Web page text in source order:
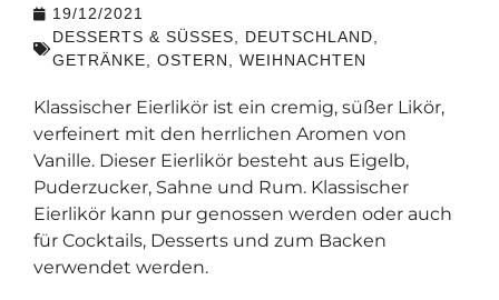
19/12/2021
DESSERTS & SÜSSES
, DEUTSCHLAND,
GETRÄNKE, OSTERN, WEIHNACHTEN
Klassischer Eierlikör ist ein cremig, süßer Likör,
verfeinert mit den herrlichen Aromen von
Vanille. Dieser Eierlikör besteht aus Eigelb,
Puderzucker, Sahne und Rum. Klassischer
Eierlikör kann pur genossen werden oder auch
für Cocktails, Desserts und zum Backen
verwendet werden.